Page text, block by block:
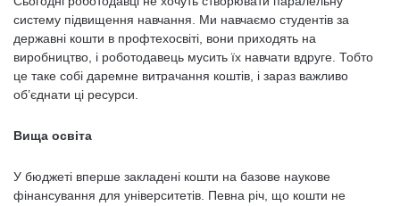
систему підвищення навчання. Ми навчаємо студентів за
державні кошти в профтехосвіті, вони приходять на
виробництво, і роботодавець мусить їх навчати вдруге. Тобто
це таке собі даремне витрачання коштів, і зараз важливо
об’єднати ці ресурси.
Вища освіта
У бюджеті вперше закладені кошти на базове наукове
фінансування для університетів. Певна річ, що кошти не